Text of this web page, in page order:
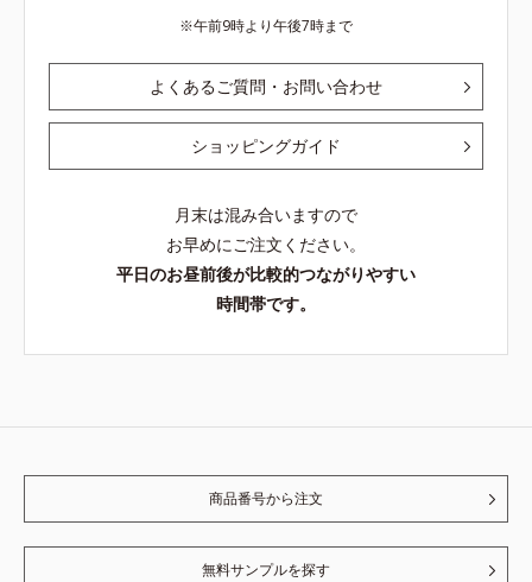
午前9時より午後7時まで
よくあるご質問・お問い合わせ
ショッピングガイド
月末は混み合いますので
お早めにご注文ください。
平日のお昼前後が比較的つながりやすい
時間帯です。
商品番号から注文
無料サンプルを探す